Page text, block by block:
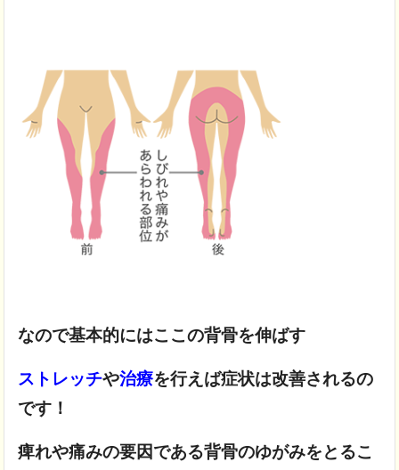
なので基本的にはここの背骨を伸ばす
ストレッチや治療を行えば症状は改善されるの
です！
痺れや痛みの要因である背骨のゆがみをとるこ